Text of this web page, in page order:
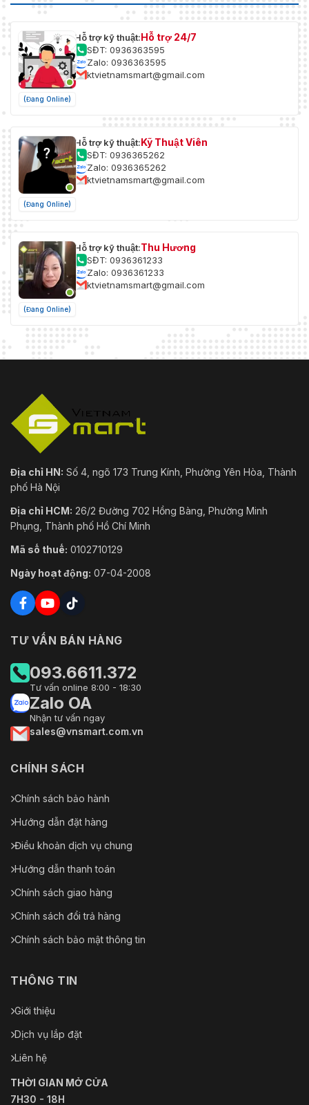
(Đang Online)
Hỗ trợ kỹ thuật:Hỗ trợ 24/7
SĐT: 0936363595
Zalo: 0936363595
ktvietnamsmart@gmail.com
(Đang Online)
Hỗ trợ kỹ thuật:Kỹ Thuật Viên
SĐT: 0936365262
Zalo: 0936365262
ktvietnamsmart@gmail.com
(Đang Online)
Hỗ trợ kỹ thuật:Thu Hương
SĐT: 0936361233
Zalo: 0936361233
ktvietnamsmart@gmail.com
Địa chỉ HN: Số 4, ngõ 173 Trung Kính, Phường Yên Hòa, Thành
phố Hà Nội
Địa chỉ HCM: 26/2 Đường 702 Hồng Bàng, Phường Minh
Phụng, Thành phố Hồ Chí Minh
Mã số thuế: 0102710129
Ngày hoạt động: 07-04-2008
TƯ VẤN BÁN HÀNG
093.6611.372
Tư vấn online 8:00 - 18:30
Zalo OA
Nhận tư vấn ngay
sales@vnsmart.com.vn
CHÍNH SÁCH
Chính sách bảo hành
Hướng dẫn đặt hàng
Điều khoản dịch vụ chung
Hướng dẫn thanh toán
Chính sách giao hàng
Chính sách đổi trả hàng
Chính sách bảo mật thông tin
THÔNG TIN
Giới thiệu
Dịch vụ lắp đặt
Liên hệ
THỜI GIAN MỞ CỬA
7H30 - 18H